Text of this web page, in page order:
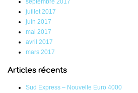
septembre 2017
juillet 2017
juin 2017
mai 2017
avril 2017
mars 2017
Articles récents
Sud Express – Nouvelle Euro 4000